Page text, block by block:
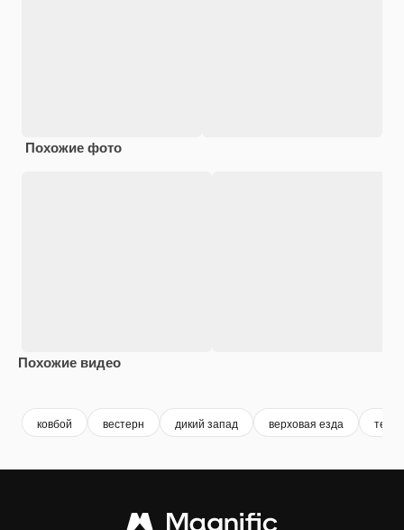
Похожие фото
Похожие видео
ковбой вестерн дикий запад верховая езда техас